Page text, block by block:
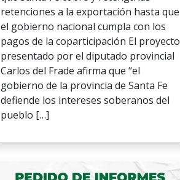
retenciones a la exportación hasta que
el gobierno nacional cumpla con los
pagos de la coparticipación El proyecto
presentado por el diputado provincial
Carlos del Frade afirma que “el
gobierno de la provincia de Santa Fe
defiende los intereses soberanos del
pueblo […]